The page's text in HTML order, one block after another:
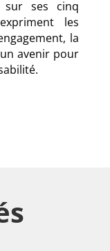
sur ses cinq
les
la
avenir pour